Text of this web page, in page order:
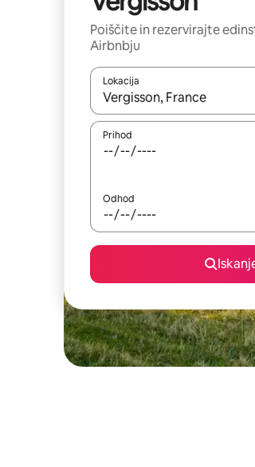
Poiščite in rezervirajte
Airbnbju
Lokacija
Ko so rezultati na voljo,
Prihod
Odhod